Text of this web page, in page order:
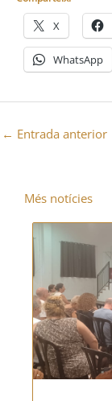
X
WhatsApp
← Entrada anterior
Més notícies